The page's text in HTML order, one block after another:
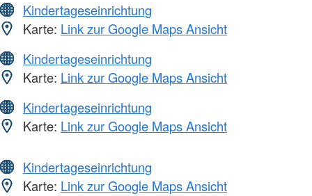
Kindertageseinrichtung
Karte: Link zur Google Maps Ansicht
Kindertageseinrichtung
Karte: Link zur Google Maps Ansicht
Kindertageseinrichtung
Karte: Link zur Google Maps Ansicht
Kindertageseinrichtung
Karte: Link zur Google Maps Ansicht